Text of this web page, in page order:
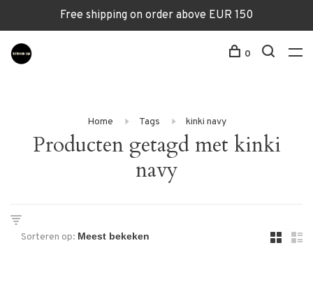
Free shipping on order above EUR 150
0
Home Tags kinki navy
Producten getagd met kinki
navy
Sorteren op: